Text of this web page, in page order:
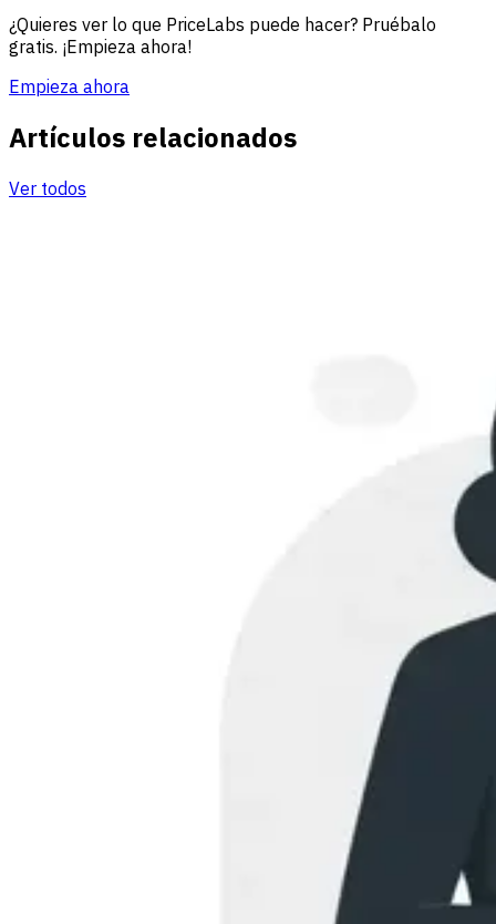
¿Quieres ver lo que PriceLabs puede hacer? Pruébalo
gratis. ¡Empieza ahora!
Empieza ahora
Artículos relacionados
Ver todos